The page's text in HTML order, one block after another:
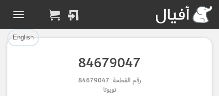
English
84679047
رقم القطعة: 84679047
تويوتا
تم إضافة القطعة بنجاح.
الرجوع لصفحة البحث
Part Successfully
Selected
تم إضافة القطعة للسلة بنجاح.
إتمام عملية الشراء
Part Added to Cart
Checkout